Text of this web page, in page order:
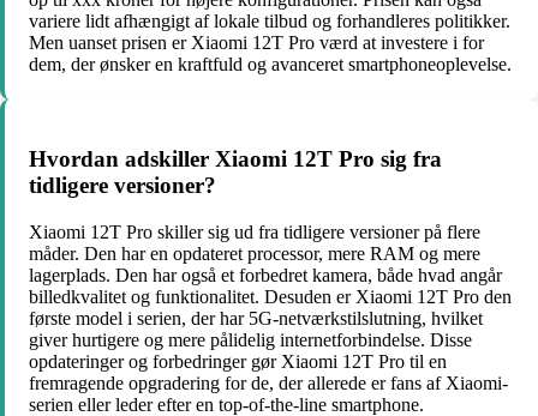
variere lidt afhængigt af lokale tilbud og forhandleres politikker.
Men uanset prisen er Xiaomi 12T Pro værd at investere i for
dem, der ønsker en kraftfuld og avanceret smartphoneoplevelse.
Hvordan adskiller Xiaomi 12T Pro sig fra
tidligere versioner?
Xiaomi 12T Pro skiller sig ud fra tidligere versioner på flere
måder. Den har en opdateret processor, mere RAM og mere
lagerplads. Den har også et forbedret kamera, både hvad angår
billedkvalitet og funktionalitet. Desuden er Xiaomi 12T Pro den
første model i serien, der har 5G-netværkstilslutning, hvilket
giver hurtigere og mere pålidelig internetforbindelse. Disse
opdateringer og forbedringer gør Xiaomi 12T Pro til en
fremragende opgradering for de, der allerede er fans af Xiaomi-
serien eller leder efter en top-of-the-line smartphone.